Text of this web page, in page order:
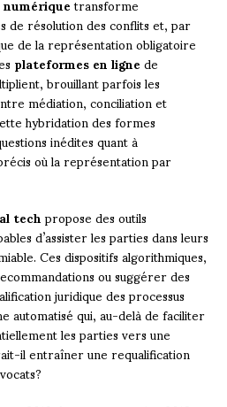
résolution des conflits et, par
de la représentation obligatoire
plateformes en lignede
brouillant parfois les
médiation, conciliation et
hybridation des formes
inédites quant à
où la représentation par
techpropose des outils
d’assister les parties dans leurs
Ces dispositifs algorithmiques,
ou suggérer des
juridique des processus
automatisé qui, au-delà de faciliter
les parties vers une
il entraîner une requalification